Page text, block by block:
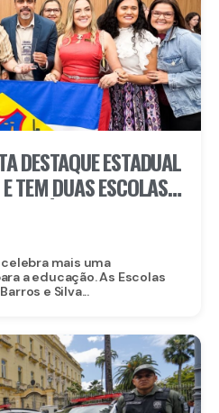
DESTAQUE ESTADUAL
TEM DUAS ESCOLAS
PRÊMIO ESCOLA
mais uma
a educação. As Escolas
e Silva...